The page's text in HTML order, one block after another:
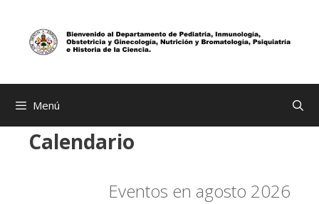
contenido
Menú
Calendario
Eventos en agosto 2026